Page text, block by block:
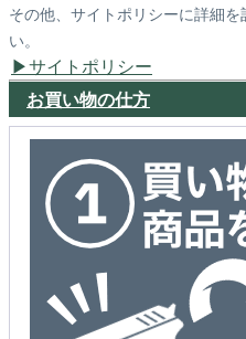
その他、サイトポリシーに詳細
い。
サイトポリシー
お買い物の仕方